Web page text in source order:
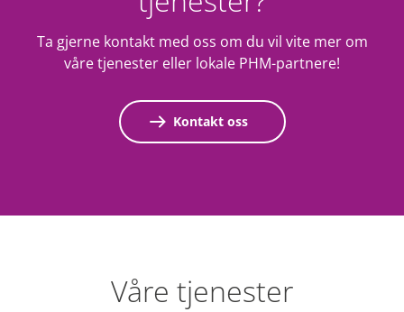
Ta gjerne kontakt med oss om du vil vite mer om
våre tjenester eller lokale PHM-partnere!
Kontakt oss
Våre tjenester